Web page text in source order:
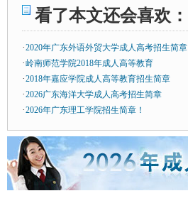
看了本文还会喜欢：
·2020年广东外语外贸大学成人高考招生简章
·岭南师范学院2018年成人高等教育
·2018年嘉应学院成人高等教育招生简章
·2026广东海洋大学成人高考招生简章
·2026年广东理工学院招生简章！